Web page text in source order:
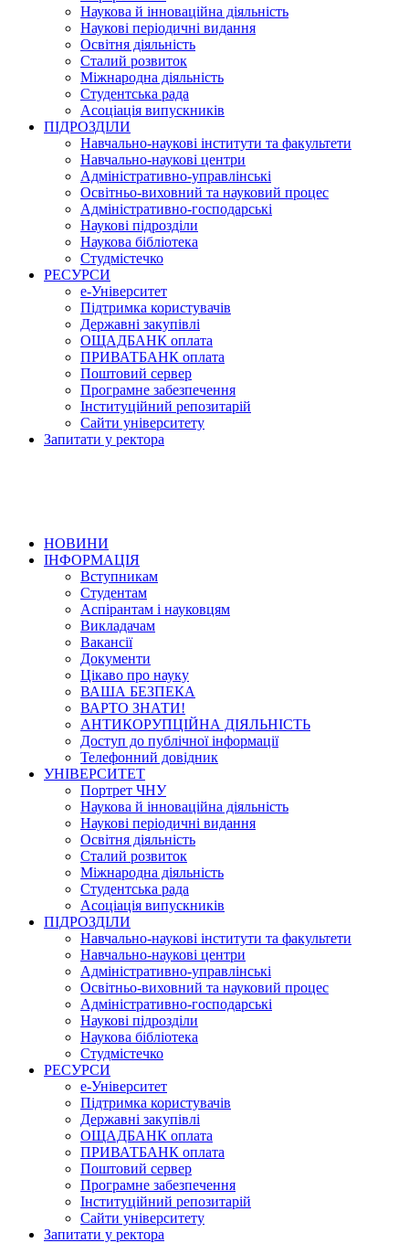
Наукова й інноваційна діяльність
Наукові періодичні видання
Освітня діяльність
Сталий розвиток
Міжнародна діяльність
Студентська рада
Асоціація випускників
ПІДРОЗДІЛИ
Навчально-наукові інститути та факультети
Навчально-наукові центри
Адміністративно-управлінські
Освітньо-виховний та науковий процес
Адміністративно-господарські
Наукові підрозділи
Наукова бібліотека
Студмістечко
РЕСУРСИ
е-Університет
Підтримка користувачів
Державні закупівлі
ОЩАДБАНК оплата
ПРИВАТБАНК оплата
Поштовий сервер
Програмне забезпечення
Інституційний репозитарій
Сайти університету
Запитати у ректора
НОВИНИ
ІНФОРМАЦІЯ
Вступникам
Студентам
Аспірантам і науковцям
Викладачам
Вакансії
Документи
Цікаво про науку
ВАША БЕЗПЕКА
ВАРТО ЗНАТИ!
АНТИКОРУПЦІЙНА ДІЯЛЬНІСТЬ
Доступ до публічної інформації
Телефонний довідник
УНІВЕРСИТЕТ
Портрет ЧНУ
Наукова й інноваційна діяльність
Наукові періодичні видання
Освітня діяльність
Сталий розвиток
Міжнародна діяльність
Студентська рада
Асоціація випускників
ПІДРОЗДІЛИ
Навчально-наукові інститути та факультети
Навчально-наукові центри
Адміністративно-управлінські
Освітньо-виховний та науковий процес
Адміністративно-господарські
Наукові підрозділи
Наукова бібліотека
Студмістечко
РЕСУРСИ
е-Університет
Підтримка користувачів
Державні закупівлі
ОЩАДБАНК оплата
ПРИВАТБАНК оплата
Поштовий сервер
Програмне забезпечення
Інституційний репозитарій
Сайти університету
Запитати у ректора